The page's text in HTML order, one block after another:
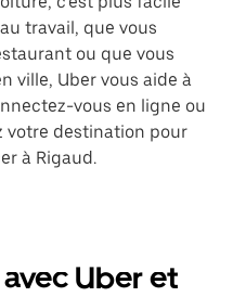
travail, que vous
ou que vous
ville, Uber vous aide à
vous en ligne ou
votre destination pour
à Rigaud.
Uber et